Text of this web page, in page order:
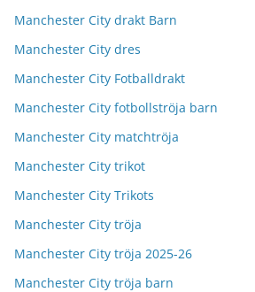
Manchester City drakt Barn
Manchester City dres
Manchester City Fotballdrakt
Manchester City fotbollströja barn
Manchester City matchtröja
Manchester City trikot
Manchester City Trikots
Manchester City tröja
Manchester City tröja 2025-26
Manchester City tröja barn